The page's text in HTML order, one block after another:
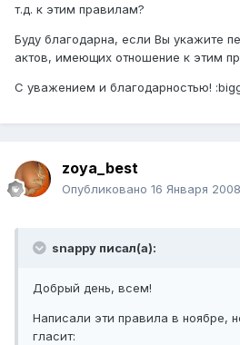
т.д. к этим правилам?
Буду благодарна, если Вы укажите
актов, имеющих отношение к этим
С уважением и благодарностью!
zoya_best
Опубликовано 16 Января 2008
snappy писал(а):
Добрый день, всем!
Написали эти правила в ноябре,
гласит: